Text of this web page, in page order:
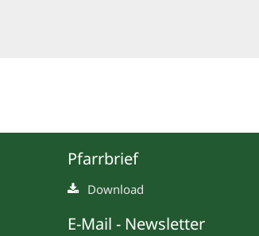
Pfarrbrief
Download
E-Mail - Newsletter